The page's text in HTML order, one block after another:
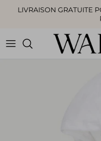
Aller au contenu
LIVRAISON GRATUITE